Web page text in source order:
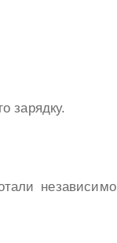
зарядку.
независимо